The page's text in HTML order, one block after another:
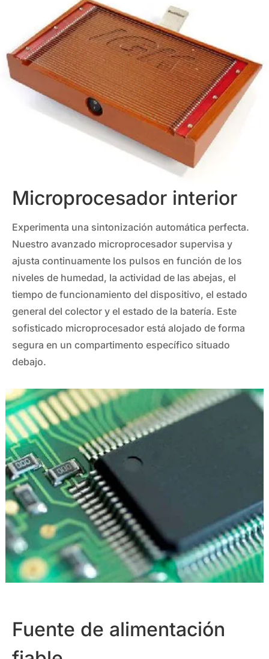
Microprocesador interior
Experimenta una sintonización automática perfecta.
Nuestro avanzado microprocesador supervisa y
ajusta continuamente los pulsos en función de los
niveles de humedad, la actividad de las abejas, el
tiempo de funcionamiento del dispositivo, el estado
general del colector y el estado de la batería. Este
sofisticado microprocesador está alojado de forma
segura en un compartimento específico situado
debajo.
Fuente de alimentación